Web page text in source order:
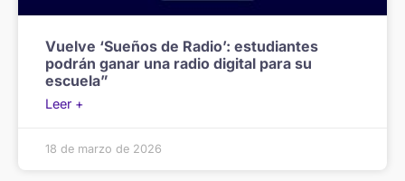
Vuelve ‘Sueños de Radio’: estudiantes
podrán ganar una radio digital para su
escuela”
Leer +
18 de marzo de 2026